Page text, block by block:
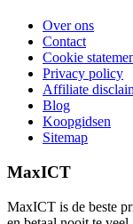
Over ons
Contact
Cookie
Privacy policy
Affiliate
Blog
Koopgidsen
Sitemap
MaxICT
MaxICT is de beste